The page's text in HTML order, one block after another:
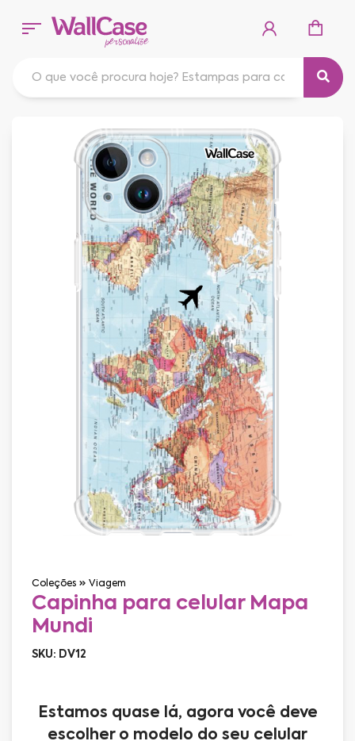
Coleções Viagem
Capinha para celular Mapa
Mundi
SKU: DV12
Estamos quase lá, agora você deve
escolher o modelo do seu celular